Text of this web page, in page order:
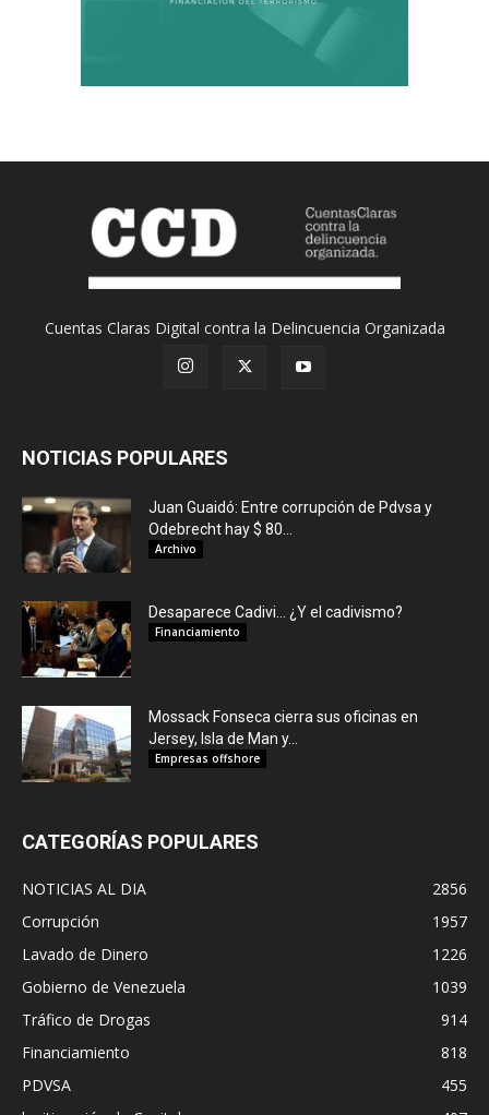
Cuentas Claras Digital contra la Delincuencia Organizada
NOTICIAS POPULARES
Juan Guaidó: Entre corrupción de Pdvsa y
Odebrecht hay $ 80...
Archivo
Desaparece Cadivi… ¿Y el cadivismo?
Financiamiento
Mossack Fonseca cierra sus oficinas en
Jersey, Isla de Man y...
Empresas offshore
CATEGORÍAS POPULARES
NOTICIAS AL DIA
2856
Corrupción
1957
Lavado de Dinero
1226
Gobierno de Venezuela
1039
Tráfico de Drogas
914
Financiamiento
818
PDVSA
455